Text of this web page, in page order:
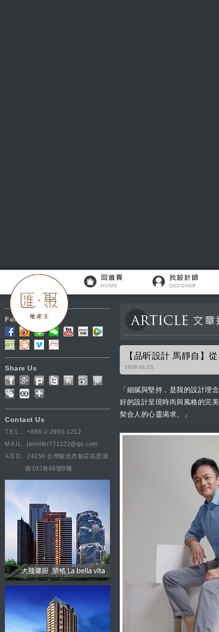
Follow Us
Share Us
Contact Us
TEL.
+886-2-2993-1212
MAIL. jennifer771122@qq.com
ADD. 24250 台灣新北市新莊區思源
路192巷66號8樓
【品昕設計 馬靜自】
2026.01.21
「細膩與堅持，是我的設計理
好的設計呈現時尚與風格的完
契合人的心靈渴求。」